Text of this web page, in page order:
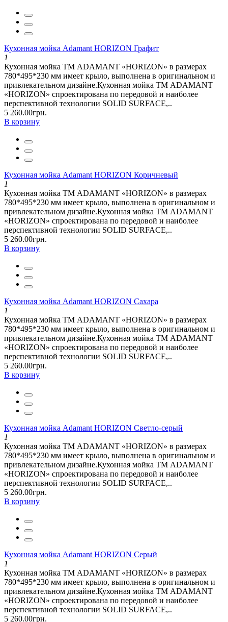
Кухонная мойка Adamant HORIZON Графит
1
Кухонная мойка ТМ ADAMANT «HORIZON» в размерах
780*495*230 мм имеет крыло, выполнена в оригинальном и
привлекательном дизайне.Кухонная мойка ТМ ADAMANT
«HORIZON» спроектирована по передовой и наиболее
перспективной технологии SOLID SURFACE,..
5 260.00грн.
В корзину
Кухонная мойка Adamant HORIZON Коричневый
1
Кухонная мойка ТМ ADAMANT «HORIZON» в размерах
780*495*230 мм имеет крыло, выполнена в оригинальном и
привлекательном дизайне.Кухонная мойка ТМ ADAMANT
«HORIZON» спроектирована по передовой и наиболее
перспективной технологии SOLID SURFACE,..
5 260.00грн.
В корзину
Кухонная мойка Adamant HORIZON Сахара
1
Кухонная мойка ТМ ADAMANT «HORIZON» в размерах
780*495*230 мм имеет крыло, выполнена в оригинальном и
привлекательном дизайне.Кухонная мойка ТМ ADAMANT
«HORIZON» спроектирована по передовой и наиболее
перспективной технологии SOLID SURFACE,..
5 260.00грн.
В корзину
Кухонная мойка Adamant HORIZON Светло-серый
1
Кухонная мойка ТМ ADAMANT «HORIZON» в размерах
780*495*230 мм имеет крыло, выполнена в оригинальном и
привлекательном дизайне.Кухонная мойка ТМ ADAMANT
«HORIZON» спроектирована по передовой и наиболее
перспективной технологии SOLID SURFACE,..
5 260.00грн.
В корзину
Кухонная мойка Adamant HORIZON Серый
1
Кухонная мойка ТМ ADAMANT «HORIZON» в размерах
780*495*230 мм имеет крыло, выполнена в оригинальном и
привлекательном дизайне.Кухонная мойка ТМ ADAMANT
«HORIZON» спроектирована по передовой и наиболее
перспективной технологии SOLID SURFACE,..
5 260.00грн.